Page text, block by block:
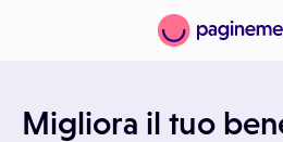
Migliora il tuo